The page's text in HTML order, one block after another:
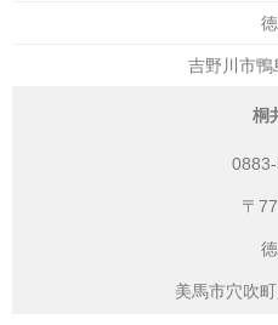
吉野川市鴨
桐
〒
美馬市穴吹